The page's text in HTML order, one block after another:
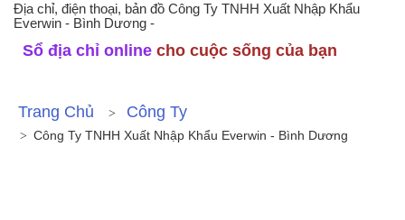
Địa chỉ, điện thoại, bản đồ Công Ty TNHH Xuất Nhập Khẩu
Everwin - Bình Dương -
Sổ địa chỉ online cho cuộc sống của bạn
Trang Chủ Công Ty
Công Ty TNHH Xuất Nhập Khẩu Everwin - Bình Dương